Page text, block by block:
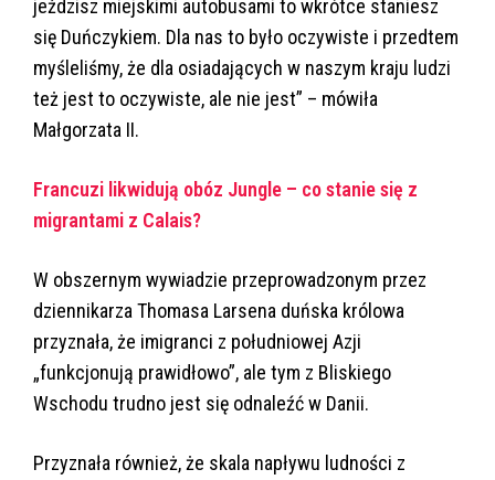
jeździsz miejskimi autobusami to wkrótce staniesz
się Duńczykiem. Dla nas to było oczywiste i przedtem
myśleliśmy, że dla osiadających w naszym kraju ludzi
też jest to oczywiste, ale nie jest” – mówiła
Małgorzata II.
Francuzi likwidują obóz Jungle – co stanie się z
migrantami z Calais?
W obszernym wywiadzie przeprowadzonym przez
dziennikarza Thomasa Larsena duńska królowa
przyznała, że imigranci z południowej Azji
„funkcjonują prawidłowo”, ale tym z Bliskiego
Wschodu trudno jest się odnaleźć w Danii.
Przyznała również, że skala napływu ludności z